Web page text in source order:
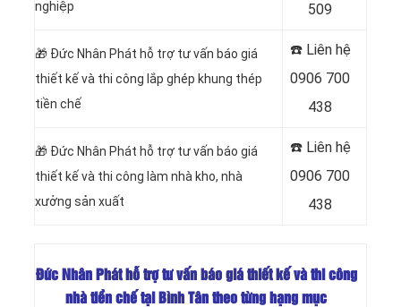
nghiệp
509
🎁 Đức Nhân Phát hỗ trợ tư vấn báo giá
thiết kế và thi công lắp ghép khung thép
tiền chế
☎️ Liên hệ
0906 700
438
🎁 Đức Nhân Phát hỗ trợ tư vấn báo giá
thiết kế và thi công làm nhà kho, nhà
xưởng sản xuất
☎️ Liên hệ
0906 700
438
Đức Nhân Phát hỗ trợ tư vấn báo giá thiết kế và thi công
nhà tiền chế tại Bình Tân theo từng hạng mục